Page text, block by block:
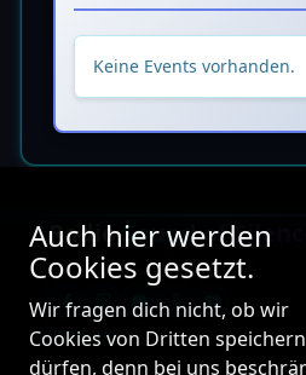
Auch hier werden
Cookies gesetzt.
Wir fragen dich nicht, ob wir
Cookies von Dritten speichern
dürfen, denn bei uns
Keine Events vorhanden.
RadioSound of Silence
DER SENDER MIT MEHR BISS
ÜBER UNS
24/7 Internetradio mit Herz und